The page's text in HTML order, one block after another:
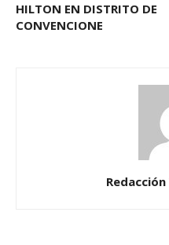
HILTON EN DISTRITO DE
CONVENCIONE
Redacción